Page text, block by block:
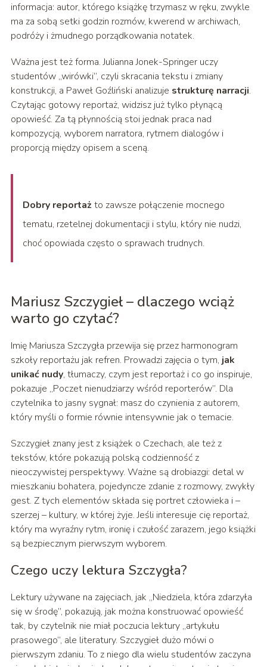
informacja: autor, którego książkę trzymasz w ręku, zwykle
ma za sobą setki godzin rozmów, kwerend w archiwach,
podróży i żmudnego porządkowania notatek.
Ważna jest też forma. Julianna Jonek-Springer uczy
studentów „wirówki”, czyli skracania tekstu i zmiany
konstrukcji, a Paweł Goźliński analizuje strukturę narracji.
Czytając gotowy reportaż, widzisz już tylko płynącą
opowieść. Za tą płynnością stoi jednak praca nad
kompozycją, wyborem narratora, rytmem dialogów i
proporcją między opisem a sceną.
Dobry reportażto zawsze połączenie mocnego
tematu, rzetelnej dokumentacji i stylu, który nie nudzi,
choć opowiada często o sprawach trudnych.
Mariusz Szczygieł – dlaczego wciąż
warto go czytać?
Imię Mariusza Szczygła przewija się przez harmonogram
szkoły reportażu jak refren. Prowadzi zajęcia o tym, jak
unikać nudy, tłumaczy, czym jest reportaż i co go inspiruje,
pokazuje „Poczet nienudziarzy wśród reporterów”. Dla
czytelnika to jasny sygnał: masz do czynienia z autorem,
który myśli o formie równie intensywnie jak o temacie.
Szczygieł znany jest z książek o Czechach, ale też z
tekstów, które pokazują polską codzienność z
nieoczywistej perspektywy. Ważne są drobiazgi: detal w
mieszkaniu bohatera, pojedyncze zdanie z rozmowy, zwykły
gest. Z tych elementów składa się portret człowieka i –
szerzej – kultury, w której żyje. Jeśli interesuje cię reportaż,
który ma wyraźny rytm, ironię i czułość zarazem, jego książki
są bezpiecznym pierwszym wyborem.
Czego uczy lektura Szczygła?
Lektury używane na zajęciach, jak „Niedziela, która zdarzyła
się w środę”, pokazują, jak można konstruować opowieść
tak, by czytelnik nie miał poczucia lektury „artykułu
prasowego”, ale literatury. Szczygieł dużo mówi o
pierwszym zdaniu. To z niego dla wielu studentów zaczyna